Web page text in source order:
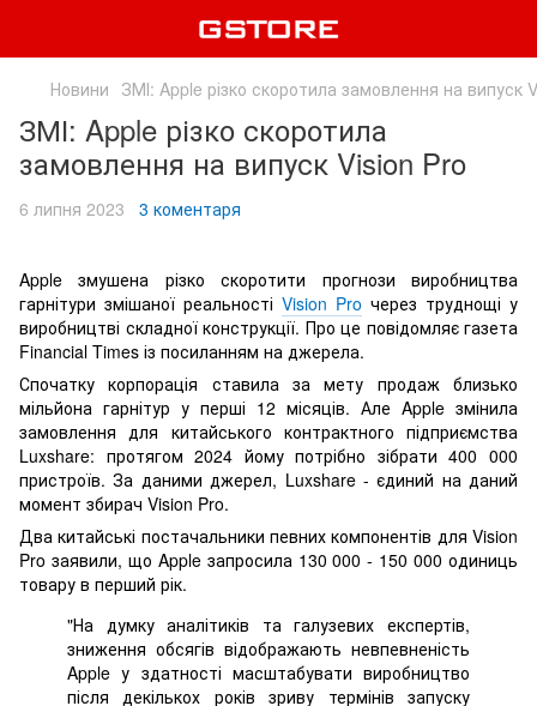
Новини ЗМІ: Apple різко скоротила замовлення на випуск
ЗМІ: Apple різко скоротила
замовлення на випуск Vision Pro
6 липня 2023 3 коментаря
Apple змушена різко скоротити прогнози виробництва
гарнітури змішаної реальності Vision Pro через труднощі у
виробництві складної конструкції. Про це повідомляє газета
Financial Times із посиланням на джерела.
Спочатку корпорація ставила за мету продаж близько
мільйона гарнітур у перші 12 місяців. Але Apple змінила
замовлення для китайського контрактного підприємства
Luxshare: протягом 2024 йому потрібно зібрати 400 000
пристроїв. За даними джерел, Luxshare - єдиний на даний
момент збирач Vision Pro.
Два китайські постачальники певних компонентів для Vision
Pro заявили, що Apple запросила 130 000 - 150 000 одиниць
товару в перший рік.
"На думку аналітиків та галузевих експертів,
зниження обсягів відображають невпевненість
Apple у здатності масштабувати виробництво
після декількох років зриву термінів запуску